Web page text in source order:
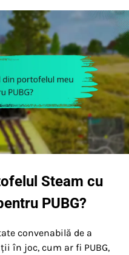
Steam cu
PUBG?
convenabilă de a
în joc, cum ar fi PUBG,